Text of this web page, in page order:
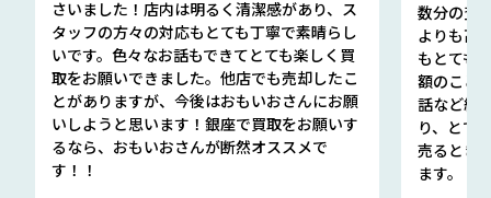
さいました！店内は明るく清潔感があり、ス
タッフの方々の対応もとても丁寧で素晴らし
いです。色々なお話もできてとても楽しく買
取をお願いできました。他店でも売却したこ
とがありますが、今後はおもいおさんにお願
いしようと思います！銀座で買取をお願いす
るなら、おもいおさんが断然オススメで
す！！
数分の査
よりも高
もとても
額のこと
話など細
り、とて
売るとき
ます。